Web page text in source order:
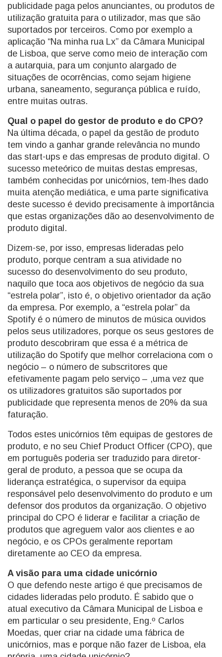
publicidade paga pelos anunciantes, ou produtos de
utilização gratuita para o utilizador, mas que são
suportados por terceiros. Como por exemplo a
aplicação “Na minha rua Lx” da Câmara Municipal
de Lisboa, que serve como meio de interação com
a autarquia, para um conjunto alargado de
situações de ocorrências, como sejam higiene
urbana, saneamento, segurança pública e ruído,
entre muitas outras.
Qual o papel do gestor de produto e do CPO?
Na última década, o papel da gestão de produto
tem vindo a ganhar grande relevância no mundo
das start-ups e das empresas de produto digital. O
sucesso meteórico de muitas destas empresas,
também conhecidas por unicórnios, tem-lhes dado
muita atenção mediática, e uma parte significativa
deste sucesso é devido precisamente à importância
que estas organizações dão ao desenvolvimento de
produto digital.
Dizem-se, por isso, empresas lideradas pelo
produto, porque centram a sua atividade no
sucesso do desenvolvimento do seu produto,
naquilo que toca aos objetivos de negócio da sua
“estrela polar”, isto é, o objetivo orientador da ação
da empresa. Por exemplo, a “estrela polar” da
Spotify é o número de minutos de música ouvidos
pelos seus utilizadores, porque os seus gestores de
produto descobriram que essa é a métrica de
utilização do Spotify que melhor correlaciona com o
negócio – o número de subscritores que
efetivamente pagam pelo serviço – ,uma vez que
os utilizadores gratuitos são suportados por
publicidade que representa menos de 20% da sua
faturação.
Todos estes unicórnios têm equipas de gestores de
produto, e no seu Chief Product Officer (CPO), que
em português poderia ser traduzido para diretor-
geral de produto, a pessoa que se ocupa da
liderança estratégica, o supervisor da equipa
responsável pelo desenvolvimento do produto e um
defensor dos produtos da organização. O objetivo
principal do CPO é liderar e facilitar a criação de
produtos que agreguem valor aos clientes e ao
negócio, e os CPOs geralmente reportam
diretamente ao CEO da empresa.
A visão para uma cidade unicórnio
O que defendo neste artigo é que precisamos de
cidades lideradas pelo produto. É sabido que o
atual executivo da Câmara Municipal de Lisboa e
em particular o seu presidente, Eng.º Carlos
Moedas, quer criar na cidade uma fábrica de
unicórnios, mas e porque não fazer de Lisboa, ela